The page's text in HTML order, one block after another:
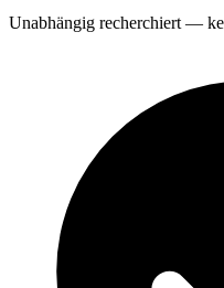
Unabhängig recherchiert —